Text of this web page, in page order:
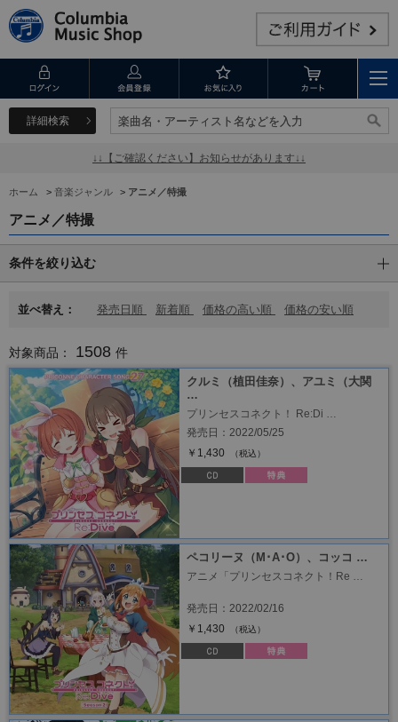
詳細検索 楽曲名・アーティスト名などを入力
楽曲名・アーティスト名などを入力
↓↓【ご確認ください】お知らせがあります↓↓
ホーム > 音楽ジャンル > アニメ／特撮
アニメ／特撮
条件を絞り込む
並べ替え： 発売日順 新着順 価格の高い順 価格の安い順
対象商品： 1508 件
クルミ（植田佳奈）、アユミ（大関
…
プリンセスコネクト！ Re:Di …
発売日：2022/05/25
￥1,430
（税込）
ペコリーヌ（M･A･O）、コッコ …
アニメ「プリンセスコネクト！Re …
発売日：2022/02/16
￥1,430
（税込）